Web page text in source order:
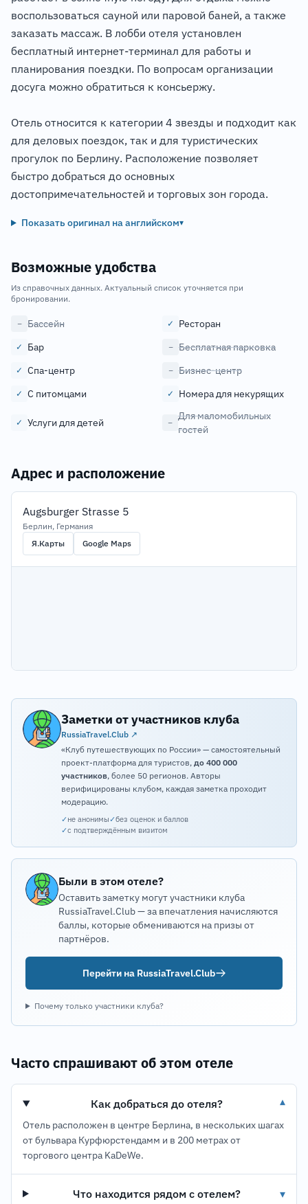
воспользоваться сауной или паровой баней, а также
заказать массаж. В лобби отеля установлен
бесплатный интернет-терминал для работы и
планирования поездки. По вопросам организации
досуга можно обратиться к консьержу.
Отель относится к категории 4 звезды и подходит как
для деловых поездок, так и для туристических
прогулок по Берлину. Расположение позволяет
быстро добраться до основных
достопримечательностей и торговых зон города.
Показать оригинал на английском▾
Возможные удобства
Из справочных данных. Актуальный список уточняется при
бронировании.
− Бассейн ✓ Ресторан
✓ Бар − Бесплатная парковка
✓ Спа-центр − Бизнес-центр
✓ С питомцами ✓ Номера для некурящих
✓ Услуги для детей −
Для маломобильных
гостей
Адрес и расположение
Augsburger Strasse 5
Берлин, Германия
Я.Карты
Google Maps
Заметки от участников клуба
RussiaTravel.Club ↗
«Клуб путешествующих по России» — самостоятельный
проект-платформа для туристов, до 400 000
участников, более 50 регионов. Авторы
верифицированы клубом, каждая заметка проходит
модерацию.
✓не анонимы✓без оценок и баллов
✓с подтверждённым визитом
Были в этом отеле?
Оставить заметку могут участники клуба
RussiaTravel.Club — за впечатления начисляются
баллы, которые обмениваются на призы от
партнёров.
Перейти на RussiaTravel.Club
Почему только участники клуба?
Часто спрашивают об этом отеле
Как добраться до отеля? ▾
Отель расположен в центре Берлина, в нескольких шагах
от бульвара Курфюрстендамм и в 200 метрах от
торгового центра KaDeWe.
Что находится рядом с отелем? ▾